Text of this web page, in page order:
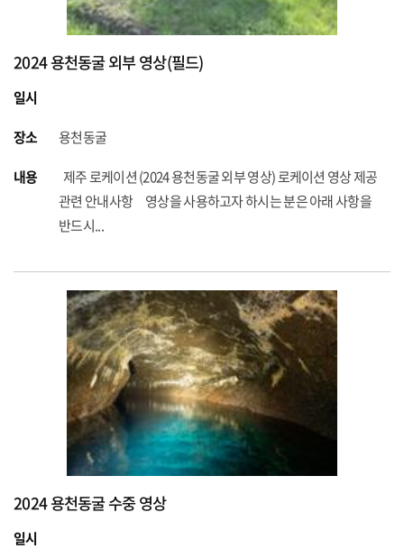
2024 용천동굴 외부 영상(필드)
일시
장소
용천동굴
내용
제주 로케이션 (2024 용천동굴 외부 영상) 로케이션 영상 제공
관련 안내사항 영상을 사용하고자 하시는 분은 아래 사항을
반드시...
2024 용천동굴 수중 영상
일시